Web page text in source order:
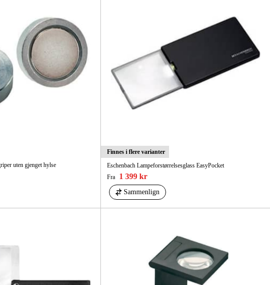
uten gjenget hylse
Finnes i flere varianter
Eschenbach Lampeforstørrelsesglass EasyPocket
Fra
1 399 kr
Sammenlign